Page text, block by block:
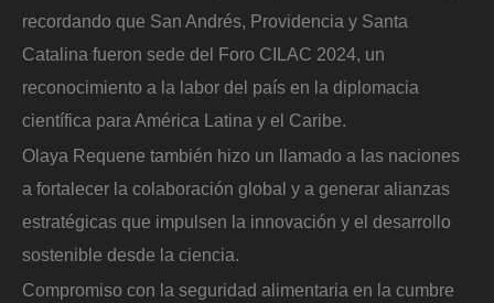
recordando que San Andrés, Providencia y Santa
Catalina fueron sede del Foro CILAC 2024, un
reconocimiento a la labor del país en la diplomacia
científica para América Latina y el Caribe.
Olaya Requene también hizo un llamado a las naciones
a fortalecer la colaboración global y a generar alianzas
estratégicas que impulsen la innovación y el desarrollo
sostenible desde la ciencia.
Compromiso con la seguridad alimentaria en la cumbre